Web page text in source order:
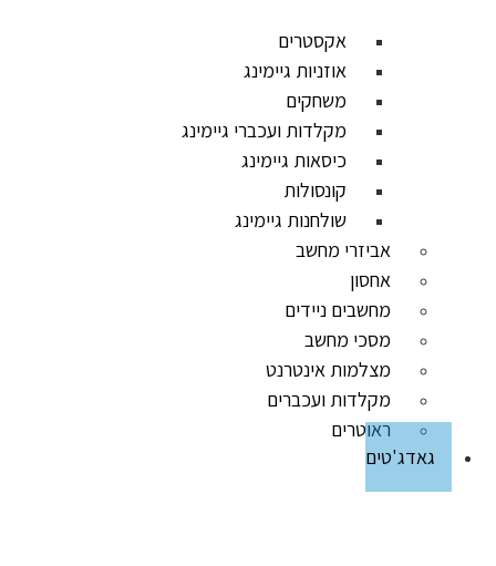
אקסטרים
אוזניות גיימינג
משחקים
מקלדות ועכברי גיימינג
כיסאות גיימינג
קונסולות
שולחנות גיימינג
אביזרי מחשב
אחסון
מחשבים ניידים
מסכי מחשב
מצלמות אינטרנט
מקלדות ועכברים
ראוטרים
גאדג'טים